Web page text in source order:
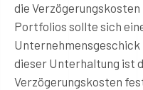
die
Portfolios sollte sich
dieser Unterhaltung ist
Verzögerungskosten